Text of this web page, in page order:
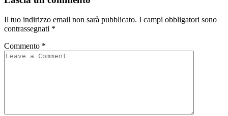
Il tuo indirizzo email non sarà pubblicato. I campi obbligatori sono
contrassegnati *
Commento *